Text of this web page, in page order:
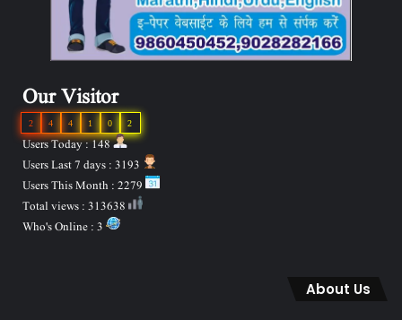
Our Visitor
2
0
1
4
4
2
Users Today : 148
About Us